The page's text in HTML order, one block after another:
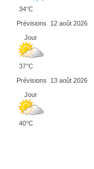
34°C
Prévisions
12 août 2026
Jour
37°C
Prévisions
13 août 2026
Jour
40°C